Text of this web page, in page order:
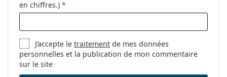
en chiffres.) *
J’accepte letraitement de mes données
personnelles et la publication de mon commentaire
sur le site